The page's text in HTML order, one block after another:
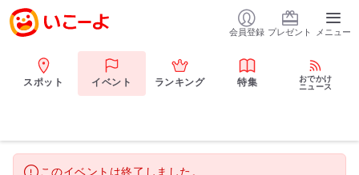
会員登録 プレゼント メニュー
スポット イベント ランキング 特集
おでかけ
ニュース
このイベントは終了しました。